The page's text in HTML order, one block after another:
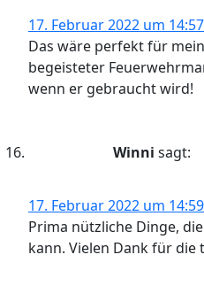
17. Februar 2022 um
Das wäre perfekt für
begeisteter
wenn er gebraucht wird!
Winni sagt:
17. Februar 2022 um
Prima nützliche Dinge,
kann. Vielen Dank für die